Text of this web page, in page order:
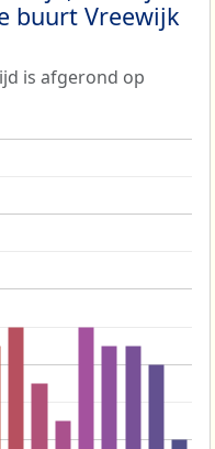
buurt Vreewijk
is afgerond op